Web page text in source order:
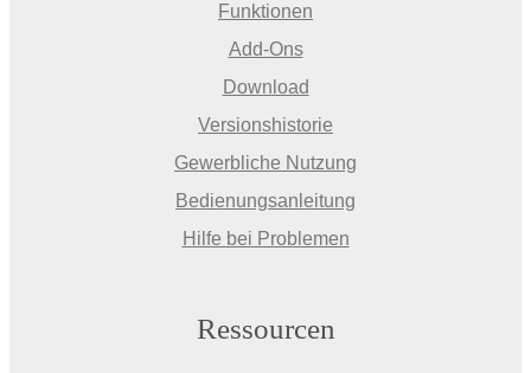
Funktionen
Add-Ons
Download
Versionshistorie
Gewerbliche Nutzung
Bedienungsanleitung
Hilfe bei Problemen
Ressourcen